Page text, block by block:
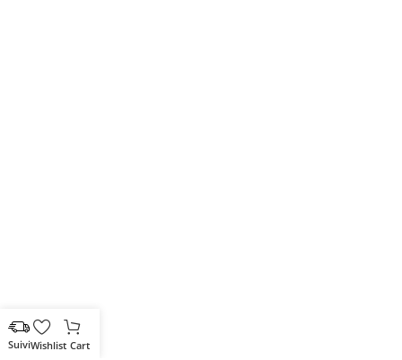
Wishlist Cart